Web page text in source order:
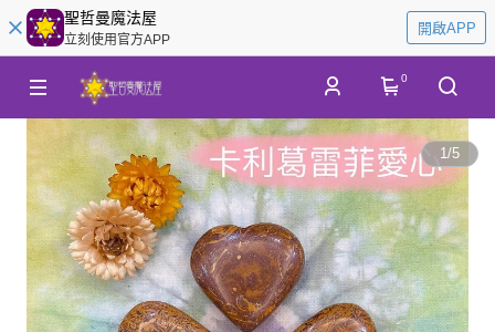
聖哲曼魔法屋
立刻使用官方APP
開啟APP
0
1/5